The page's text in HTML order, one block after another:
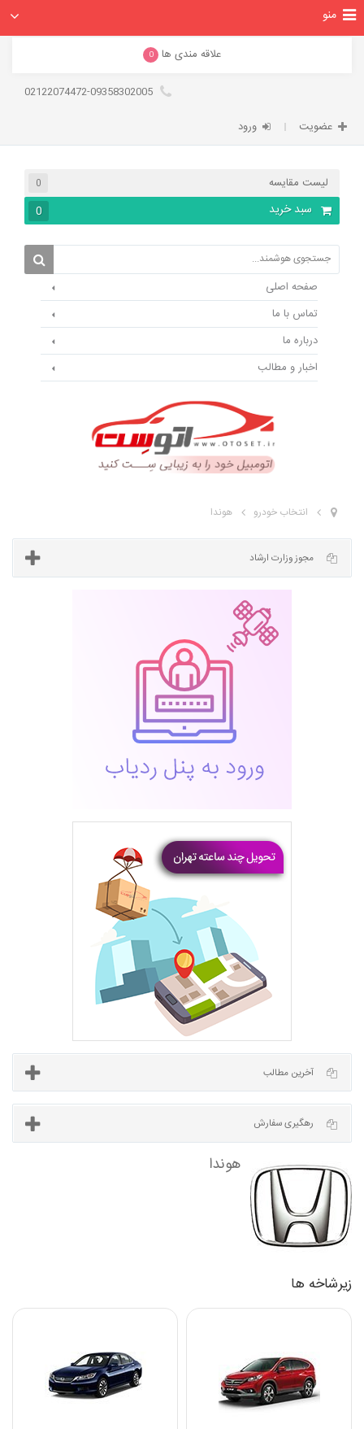
علاقه مندی ها 0
عضویت ورود
لیست مقایسه 0
سبد خرید 0
صفحه اصلی
تماس با ما
درباره ما
اخبار و مطالب
منو
انتخاب خودرو هوندا
آخرین مطالب
رهگیری سفارش
زیرشاخه ها